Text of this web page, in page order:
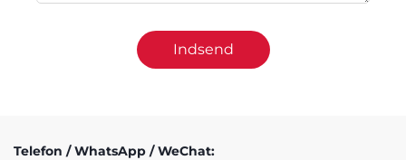
Indsend
Telefon / WhatsApp / WeChat: